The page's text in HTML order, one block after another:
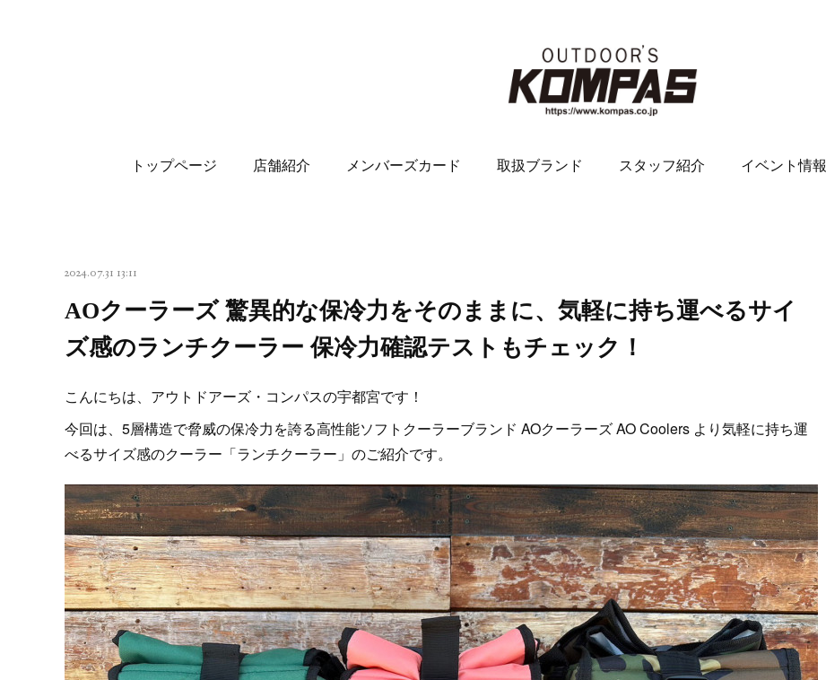
トップページ 店舗紹介 メンバーズカード 取扱ブランド スタッフ紹介 イベント情報
2024.07.31 13:11
AOクーラーズ 驚異的な保冷力をそのままに、気軽に持ち運べるサイ
ズ感のランチクーラー 保冷力確認テストもチェック！
こんにちは、アウトドアーズ・コンパスの宇都宮です！
今回は、5層構造で脅威の保冷力を誇る高性能ソフトクーラーブランド AOクーラーズ AO Coolers より気軽に持ち運
べるサイズ感のクーラー「ランチクーラー」のご紹介です。